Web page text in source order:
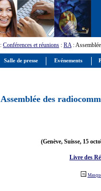
: Conférences et réunions : RA:
Assemblée des
(Genève, Suisse, 15
Livre des
Salle de presse Evénements